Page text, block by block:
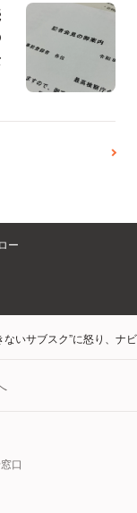
ー
ないサブスク”に怒り、
口